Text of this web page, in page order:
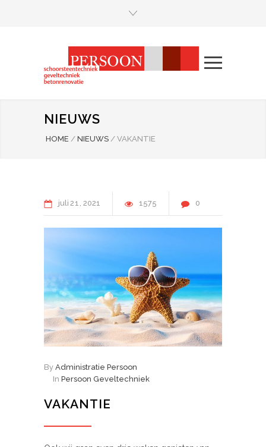
NIEUWS
HOME / NIEUWS / VAKANTIE
juli 21 2021 1575 0
By Administratie Persoon
In Persoon Geveltechniek
VAKANTIE